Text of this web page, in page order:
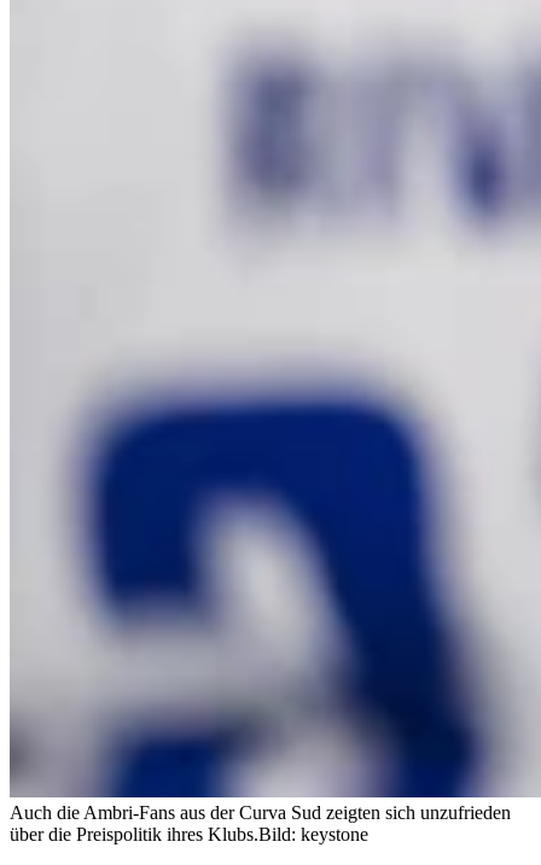
Auch die Ambri-Fans aus der Curva Sud zeigten sich unzufrieden
über die Preispolitik ihres Klubs.Bild: keystone